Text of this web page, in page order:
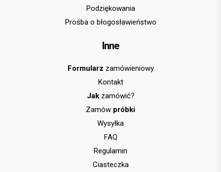
Podziękowania
Prośba o błogosławieństwo
Inne
Formularz zamówieniowy
Kontakt
Jakzamówić?
Zamów próbki
Wysyłka
FAQ
Regulamin
Ciasteczka